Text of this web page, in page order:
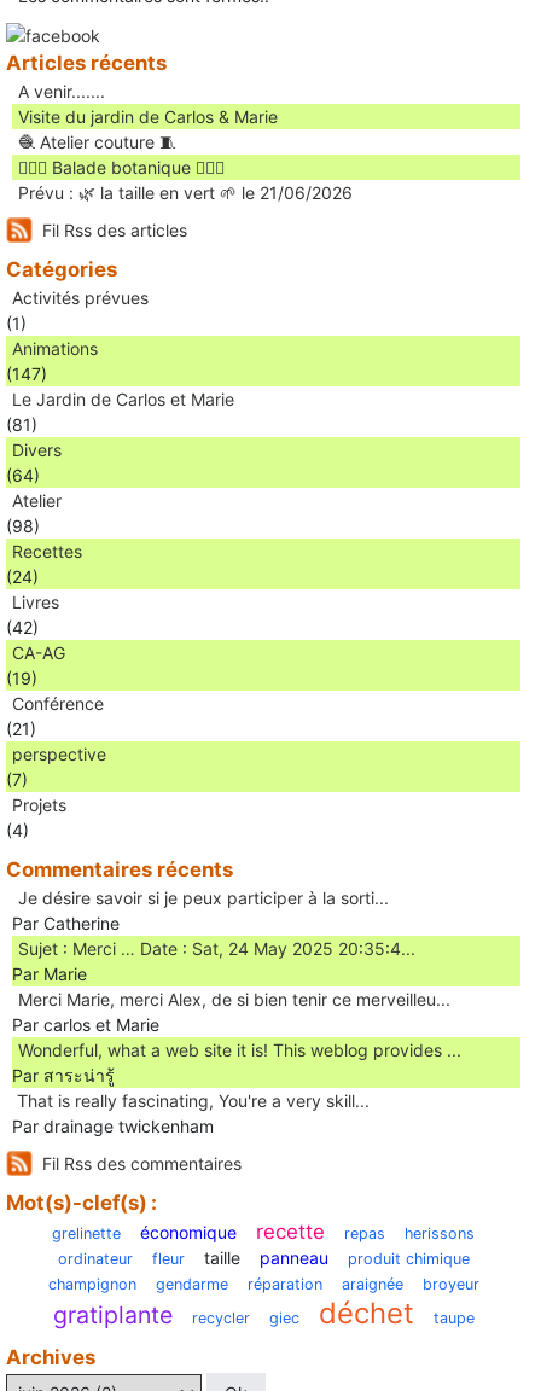
Articles récents
A venir.......
Visite du jardin de Carlos & Marie
🧶 Atelier couture 🧵
🚶🏻‍♀️ Balade botanique 🚶🏻‍♂️
Prévu : 🌿 la taille en vert 🌱 le 21/06/2026
Fil Rss des articles
Catégories
Activités prévues
(1)
Animations
(147)
Le Jardin de Carlos et Marie
(81)
Divers
(64)
Atelier
(98)
Recettes
(24)
Livres
(42)
CA-AG
(19)
Conférence
(21)
perspective
(7)
Projets
(4)
Commentaires récents
Je désire savoir si je peux participer à la sorti...
Par Catherine
Sujet : Merci … Date : Sat, 24 May 2025 20:35:4...
Par Marie
Merci Marie, merci Alex, de si bien tenir ce merveilleu...
Par carlos et Marie
Wonderful, what a web site it is! This weblog provides ...
Par สาระน่ารู้
Ꭲhat is really fascinating, You'rе a very skill...
Par drainage twickenham
Fil Rss des commentaires
Mot(s)-clef(s) :
grelinette économique recette repas
herissons
ordinateur
fleur taille panneau
produit chimique
champignon
gendarme réparation araignée broyeur
gratiplante recycler giec déchet taupe
Archives